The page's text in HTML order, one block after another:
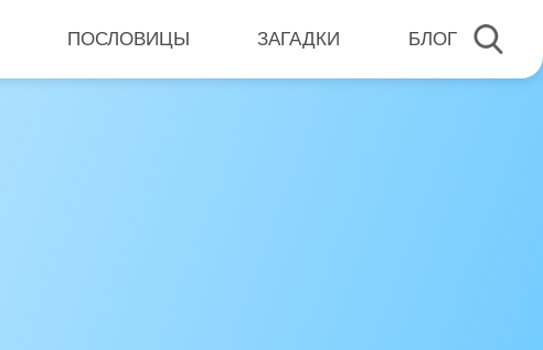
ПОСЛОВИЦЫ ЗАГАДКИ БЛОГ